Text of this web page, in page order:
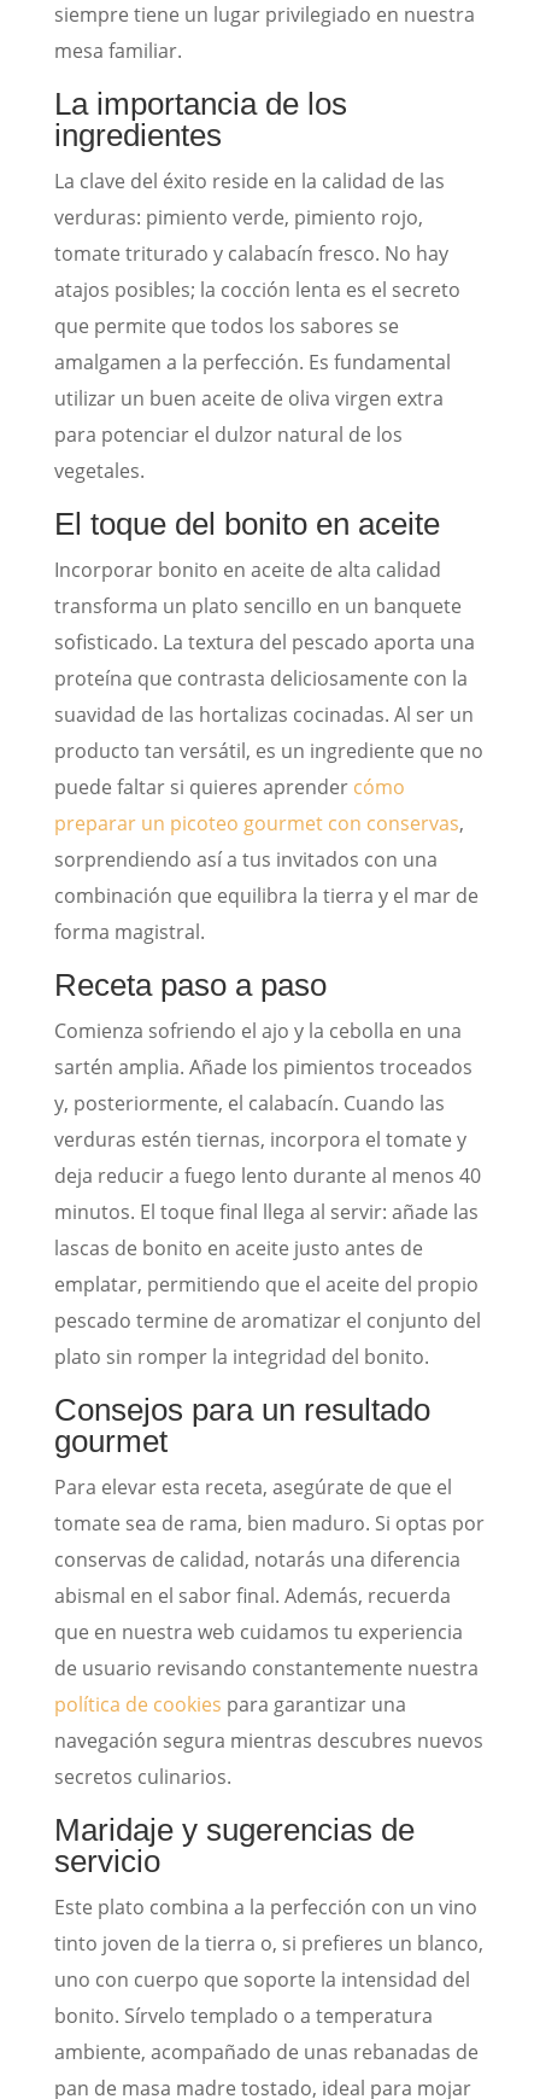
siempre tiene un lugar privilegiado en nuestra
mesa familiar.
La importancia de los
ingredientes
La clave del éxito reside en la calidad de las
verduras: pimiento verde, pimiento rojo,
tomate triturado y calabacín fresco. No hay
atajos posibles; la cocción lenta es el secreto
que permite que todos los sabores se
amalgamen a la perfección. Es fundamental
utilizar un buen aceite de oliva virgen extra
para potenciar el dulzor natural de los
vegetales.
El toque del bonito en aceite
Incorporar bonito en aceite de alta calidad
transforma un plato sencillo en un banquete
sofisticado. La textura del pescado aporta una
proteína que contrasta deliciosamente con la
suavidad de las hortalizas cocinadas. Al ser un
producto tan versátil, es un ingrediente que no
puede faltar si quieres aprender cómo
preparar un picoteo gourmet con conservas,
sorprendiendo así a tus invitados con una
combinación que equilibra la tierra y el mar de
forma magistral.
Receta paso a paso
Comienza sofriendo el ajo y la cebolla en una
sartén amplia. Añade los pimientos troceados
y, posteriormente, el calabacín. Cuando las
verduras estén tiernas, incorpora el tomate y
deja reducir a fuego lento durante al menos 40
minutos. El toque final llega al servir: añade las
lascas de bonito en aceite justo antes de
emplatar, permitiendo que el aceite del propio
pescado termine de aromatizar el conjunto del
plato sin romper la integridad del bonito.
Consejos para un resultado
gourmet
Para elevar esta receta, asegúrate de que el
tomate sea de rama, bien maduro. Si optas por
conservas de calidad, notarás una diferencia
abismal en el sabor final. Además, recuerda
que en nuestra web cuidamos tu experiencia
de usuario revisando constantemente nuestra
política de cookies para garantizar una
navegación segura mientras descubres nuevos
secretos culinarios.
Maridaje y sugerencias de
servicio
Este plato combina a la perfección con un vino
tinto joven de la tierra o, si prefieres un blanco,
uno con cuerpo que soporte la intensidad del
bonito. Sírvelo templado o a temperatura
ambiente, acompañado de unas rebanadas de
pan de masa madre tostado, ideal para mojar